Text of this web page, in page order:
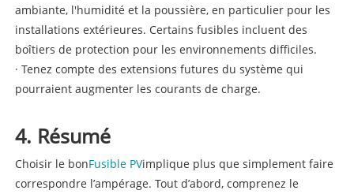
ambiante, l'humidité et la poussière, en particulier pour les
installations extérieures. Certains fusibles incluent des
boîtiers de protection pour les environnements difficiles.
· Tenez compte des extensions futures du système qui
pourraient augmenter les courants de charge.
4. Résumé
Choisir le bonFusible PVimplique plus que simplement faire
correspondre l’ampérage. Tout d’abord, comprenez le